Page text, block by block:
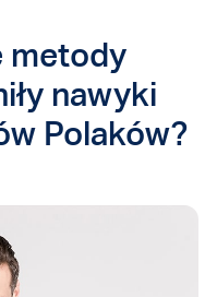
metody
nawyki
Polaków?